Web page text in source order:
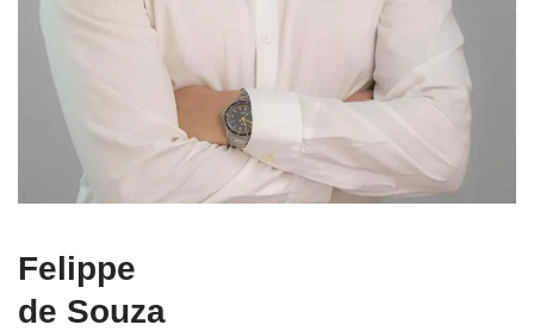
Felippe
de Souza